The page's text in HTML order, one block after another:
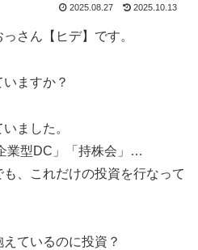
2025.08.27 2025.10.13
さん【ヒデ】です。
ますか？
ました。
業型DC」「持株会」…
、これだけの投資を行なって
ているのに投資？